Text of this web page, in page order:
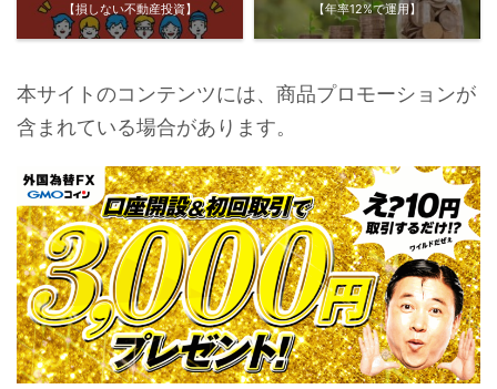
【損しない不動産投資】 【年率12%で運用】
本サイトのコンテンツには、商品プロモーションが
含まれている場合があります。